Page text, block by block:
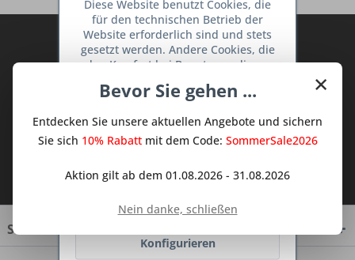
Abonnieren Sie den kostenlosen Deine
TraumKüche Newsletter und verpassen
dem Traum Küchen - Shop.
zur Kenntnis genommen.
Service Hotline
×
Bevor Sie gehen ...
Entdecken Sie unsere aktuellen Angebote und sichern
Sie sich 10% Rabattmit dem Code: SommerSale2026
Aktion gilt ab dem 01.08.2026 - 31.08.2026
Nein danke, schließen
Diese Website benutzt Cookies, die
für den technischen Betrieb der
Website erforderlich sind und stets
gesetzt werden. Andere Cookies, die
den Komfort bei Benutzung dieser
dienen oder die Interaktion mit
Netzwerken vereinfachen sollen,
werden nur mit Ihrer Zustimmung
Ablehnen
Konfigurieren